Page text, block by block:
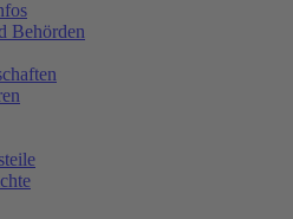
Behörden